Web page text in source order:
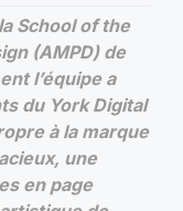
School of the
(AMPD) de
l’équipe a
du York Digital
à la marque
une
en page